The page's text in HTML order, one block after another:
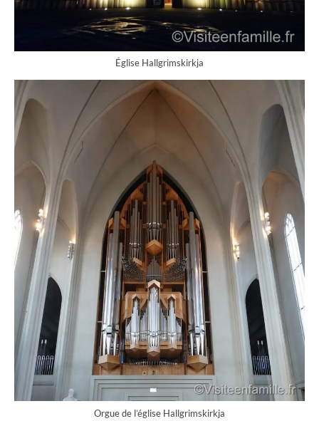
Église Hallgrimskirkja
Orgue de l’église Hallgrimskirkja